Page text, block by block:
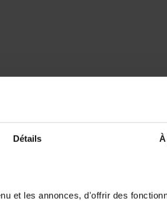
Détails
et les annonces, d'offrir des